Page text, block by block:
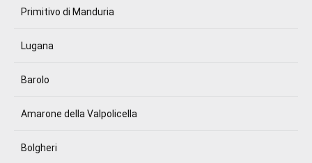
Primitivo di Manduria
Lugana
Barolo
Amarone della Valpolicella
Bolgheri